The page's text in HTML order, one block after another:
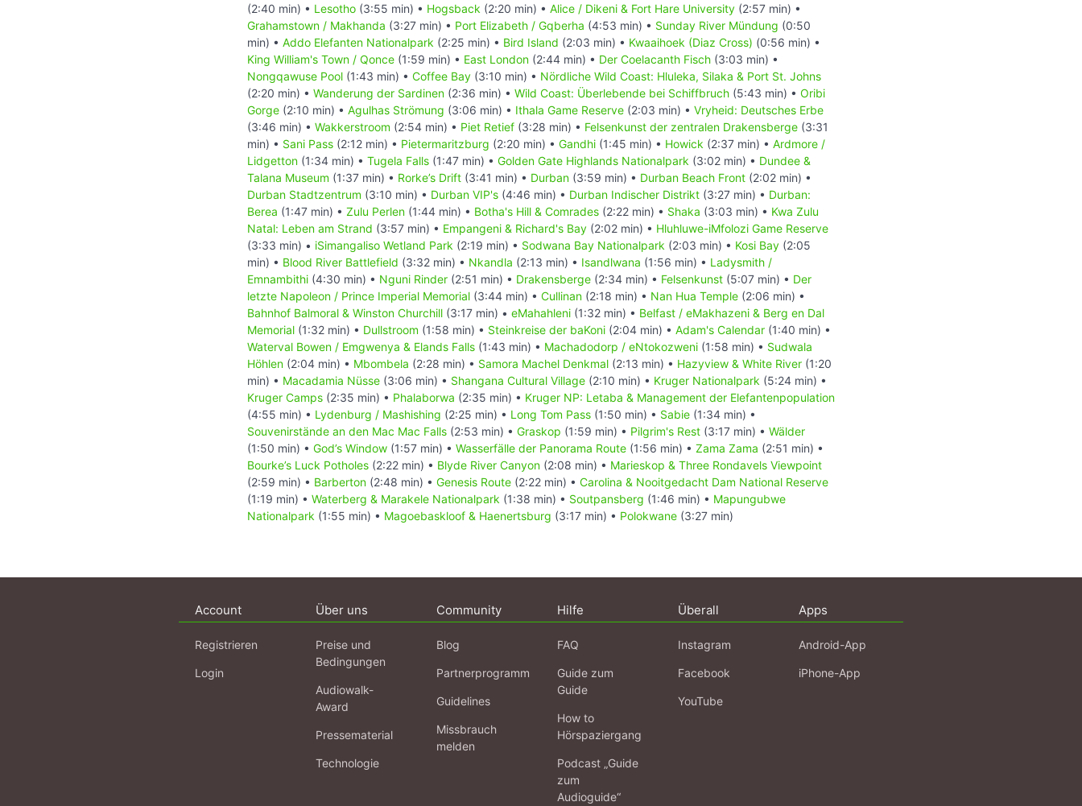
(2:40 min) • Lesotho (3:55 min) • Hogsback (2:20 min) • Alice / Dikeni & Fort Hare University (2:57 min) •
Grahamstown / Makhanda (3:27 min) • Port Elizabeth / Gqberha (4:53 min) • Sunday River Mündung (0:50
min) • Addo Elefanten Nationalpark (2:25 min) • Bird Island (2:03 min) • Kwaaihoek (Diaz Cross) (0:56 min) •
King William's Town / Qonce (1:59 min) • East London (2:44 min) • Der Coelacanth Fisch (3:03 min) •
Nongqawuse Pool (1:43 min) • Coffee Bay (3:10 min) • Nördliche Wild Coast: Hluleka, Silaka & Port St. Johns
(2:20 min) • Wanderung der Sardinen (2:36 min) • Wild Coast: Überlebende bei Schiffbruch (5:43 min) • Oribi
Gorge (2:10 min) • Agulhas Strömung (3:06 min) • Ithala Game Reserve (2:03 min) • Vryheid: Deutsches Erbe
(3:46 min) • Wakkerstroom (2:54 min) • Piet Retief (3:28 min) • Felsenkunst der zentralen Drakensberge (3:31
min) • Sani Pass (2:12 min) • Pietermaritzburg (2:20 min) • Gandhi (1:45 min) • Howick (2:37 min) • Ardmore /
Lidgetton (1:34 min) • Tugela Falls (1:47 min) • Golden Gate Highlands Nationalpark (3:02 min) • Dundee &
Talana Museum (1:37 min) • Rorke’s Drift (3:41 min) • Durban (3:59 min) • Durban Beach Front (2:02 min) •
Durban Stadtzentrum (3:10 min) • Durban VIP's (4:46 min) • Durban Indischer Distrikt (3:27 min) • Durban:
Berea (1:47 min) • Zulu Perlen (1:44 min) • Botha's Hill & Comrades (2:22 min) • Shaka (3:03 min) • Kwa Zulu
Natal: Leben am Strand (3:57 min) • Empangeni & Richard's Bay (2:02 min) • Hluhluwe-iMfolozi Game Reserve
(3:33 min) • iSimangaliso Wetland Park (2:19 min) • Sodwana Bay Nationalpark (2:03 min) • Kosi Bay (2:05
min) • Blood River Battlefield (3:32 min) • Nkandla (2:13 min) • Isandlwana (1:56 min) • Ladysmith /
Emnambithi (4:30 min) • Nguni Rinder (2:51 min) • Drakensberge (2:34 min) • Felsenkunst (5:07 min) • Der
letzte Napoleon / Prince Imperial Memorial (3:44 min) • Cullinan (2:18 min) • Nan Hua Temple (2:06 min) •
Bahnhof Balmoral & Winston Churchill (3:17 min) • eMahahleni (1:32 min) • Belfast / eMakhazeni & Berg en Dal
Memorial (1:32 min) • Dullstroom (1:58 min) • Steinkreise der baKoni (2:04 min) • Adam's Calendar (1:40 min) •
Waterval Bowen / Emgwenya & Elands Falls (1:43 min) • Machadodorp / eNtokozweni (1:58 min) • Sudwala
Höhlen (2:04 min) • Mbombela (2:28 min) • Samora Machel Denkmal (2:13 min) • Hazyview & White River (1:20
min) • Macadamia Nüsse (3:06 min) • Shangana Cultural Village (2:10 min) • Kruger Nationalpark (5:24 min) •
Kruger Camps (2:35 min) • Phalaborwa (2:35 min) • Kruger NP: Letaba & Management der Elefantenpopulation
(4:55 min) • Lydenburg / Mashishing (2:25 min) • Long Tom Pass (1:50 min) • Sabie (1:34 min) •
Souvenirstände an den Mac Mac Falls (2:53 min) • Graskop (1:59 min) • Pilgrim's Rest (3:17 min) • Wälder
(1:50 min) • God’s Window (1:57 min) • Wasserfälle der Panorama Route (1:56 min) • Zama Zama (2:51 min) •
Bourke’s Luck Potholes (2:22 min) • Blyde River Canyon (2:08 min) • Marieskop & Three Rondavels Viewpoint
(2:59 min) • Barberton (2:48 min) • Genesis Route (2:22 min) • Carolina & Nooitgedacht Dam National Reserve
(1:19 min) • Waterberg & Marakele Nationalpark (1:38 min) • Soutpansberg (1:46 min) • Mapungubwe
Nationalpark (1:55 min) • Magoebaskloof & Haenertsburg (3:17 min) • Polokwane (3:27 min)
Account
Registrieren
Login
Über uns
Preise und
Bedingungen
Audiowalk-
Award
Pressematerial
Technologie
Community
Blog
Partnerprogramm
Guidelines
Missbrauch
melden
Hilfe
FAQ
Guide zum
Guide
How to
Hörspaziergang
Podcast „Guide
zum
Audioguide“
Überall
Instagram
Facebook
YouTube
Apps
Android-App
iPhone-App